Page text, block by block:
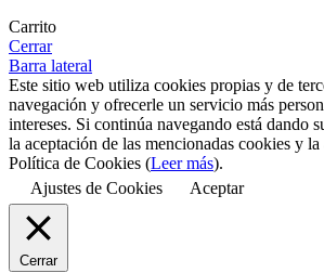
Carrito
Cerrar
Barra lateral
Este sitio web utiliza cookies propias y de
navegación y ofrecerle un servicio más
intereses. Si continúa navegando está dando
la aceptación de las mencionadas cookies y la
Política de Cookies (Leer más).
Ajustes de Cookies
Aceptar
Cerrar